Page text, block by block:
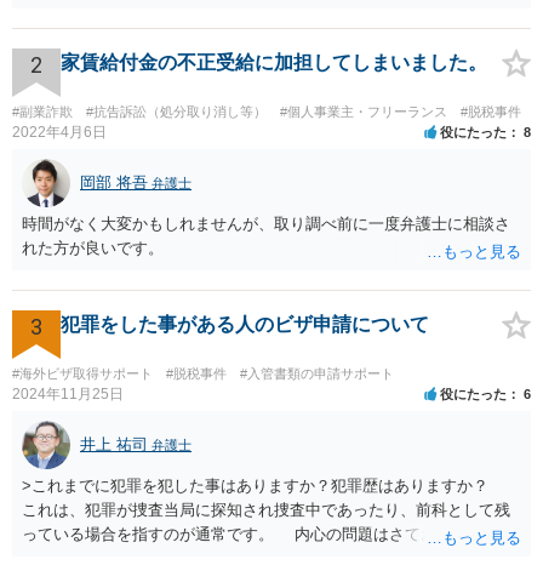
2 家賃給付金の不正受給に加担してしまいました。
#副業詐欺 #抗告訴訟（処分取り消し等） #個人事業主・フリーランス #脱税事件
2022年4月6日 役にたった 8
岡部 将吾 弁護士
時間がなく大変かもしれませんが、取り調べ前に一度弁護士に相談さ
れた方が良いです。
3 犯罪をした事がある人のビザ申請について
#海外ビザ取得サポート #脱税事件 #入管書類の申請サポート
2024年11月25日 役にたった 6
井上 祐司 弁護士
>これまでに犯罪を犯した事はありますか？犯罪歴はありますか？
これは、犯罪が捜査当局に探知され捜査中であったり、前科として残
っている場合を指すのが通常です。 内心の問題はさておき、ご質問